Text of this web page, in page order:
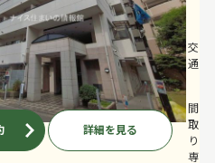
交
通
間
取
り・
専
詳細を見る